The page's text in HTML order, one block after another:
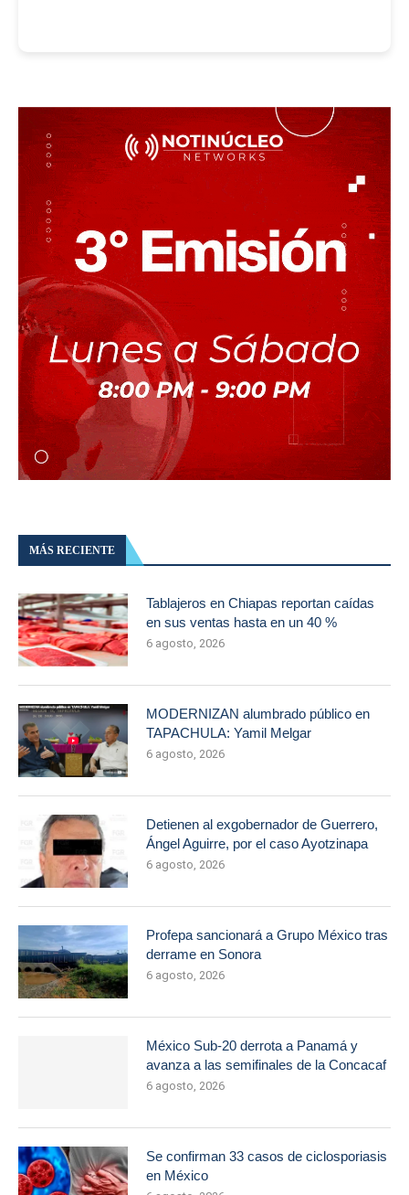
MÁS RECIENTE
Tablajeros en Chiapas reportan caídas
en sus ventas hasta en un 40 %
6 agosto, 2026
MODERNIZAN alumbrado público en
TAPACHULA: Yamil Melgar
6 agosto, 2026
Detienen al exgobernador de Guerrero,
Ángel Aguirre, por el caso Ayotzinapa
6 agosto, 2026
Profepa sancionará a Grupo México tras
derrame en Sonora
6 agosto, 2026
México Sub-20 derrota a Panamá y
avanza a las semifinales de la Concacaf
6 agosto, 2026
Se confirman 33 casos de ciclosporiasis
en México